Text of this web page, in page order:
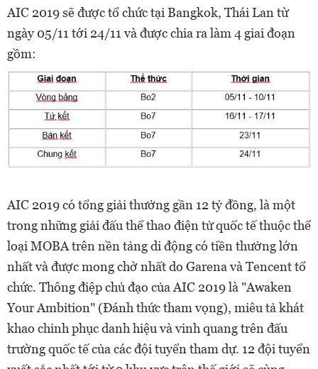
AIC 2019 sẽ được tổ chức tại Bangkok, Thái Lan từ
ngày 05/11 tới 24/11 và được chia ra làm 4 giai đoạn
gồm:
AIC 2019 có tổng giải thưởng gần 12 tỷ đồng, là một
trong những giải đấu thể thao điện tử quốc tế thuộc thể
loại MOBA trên nền tảng di động có tiền thưởng lớn
nhất và được mong chờ nhất do Garena và Tencent tổ
chức. Thông điệp chủ đạo của AIC 2019 là "Awaken
Your Ambition" (Đánh thức tham vọng), miêu tả khát
khao chinh phục danh hiệu và vinh quang trên đấu
trường quốc tế của các đội tuyển tham dự. 12 đội tuyển